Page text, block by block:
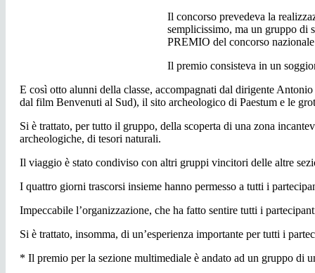
Il concorso prevedeva la
semplicissimo, ma un gruppo di
PREMIO del concorso
Il premio consisteva in un
E così otto alunni della classe, accompagnati dal dirigente
dal film Benvenuti al Sud), il sito archeologico di Paestum e le
Si è trattato, per tutto il gruppo, della scoperta di una zona
archeologiche, di tesori naturali.
Il viaggio è stato condiviso con altri gruppi vincitori delle altre
I quattro giorni trascorsi insieme hanno permesso a tutti i
Impeccabile l’organizzazione, che ha fatto sentire tutti i
Si è trattato, insomma, di un’esperienza importante per tutti i
* Il premio per la sezione multimediale è andato ad un gruppo di